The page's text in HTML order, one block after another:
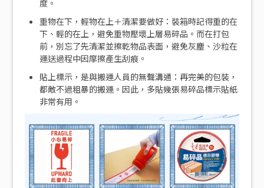
度。
重物在下，輕物在上＋清潔要做好：裝箱時記得重的在
下、輕的在上，避免重物壓壞上層易碎品。而在打包
前，別忘了先清潔並擦乾物品表面，避免灰塵、沙粒在
運送過程中因摩擦產生刮痕。
貼上標示，是與搬運人員的無聲溝通：再完美的包裝，
都敵不過粗暴的搬運。因此，多貼幾張易碎品標示貼紙
非常有用。